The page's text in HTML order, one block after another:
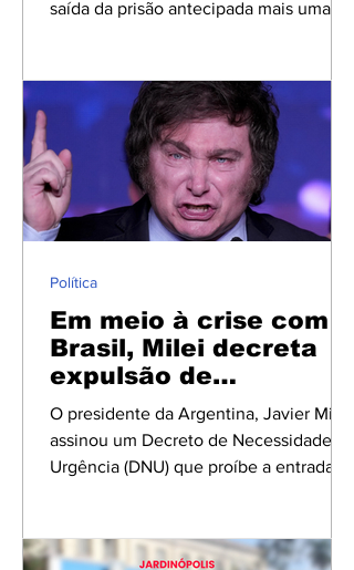
saída da prisão antecipada mais uma
data prevista para sua libertação é 24
de janeiro de 2028. Anteriormente, a
previsão era de que o artista deixasse a
prisão em junho de 2028. A atualização
foi identificada no sistema do
Departamento Federal de Prisões dos
Estados Unidos, mas o motivo da
alteração não foi informado pelas
Em meio à crise com o
Brasil, Milei decreta
expulsão de
estrangeiros que
'ofenderem' a
Argentina
O presidente da Argentina, Javier Milei,
assinou um Decreto de Necessidade e
Urgência (DNU) que proíbe a entrada e
ódio, discriminação ou violência contra
Política